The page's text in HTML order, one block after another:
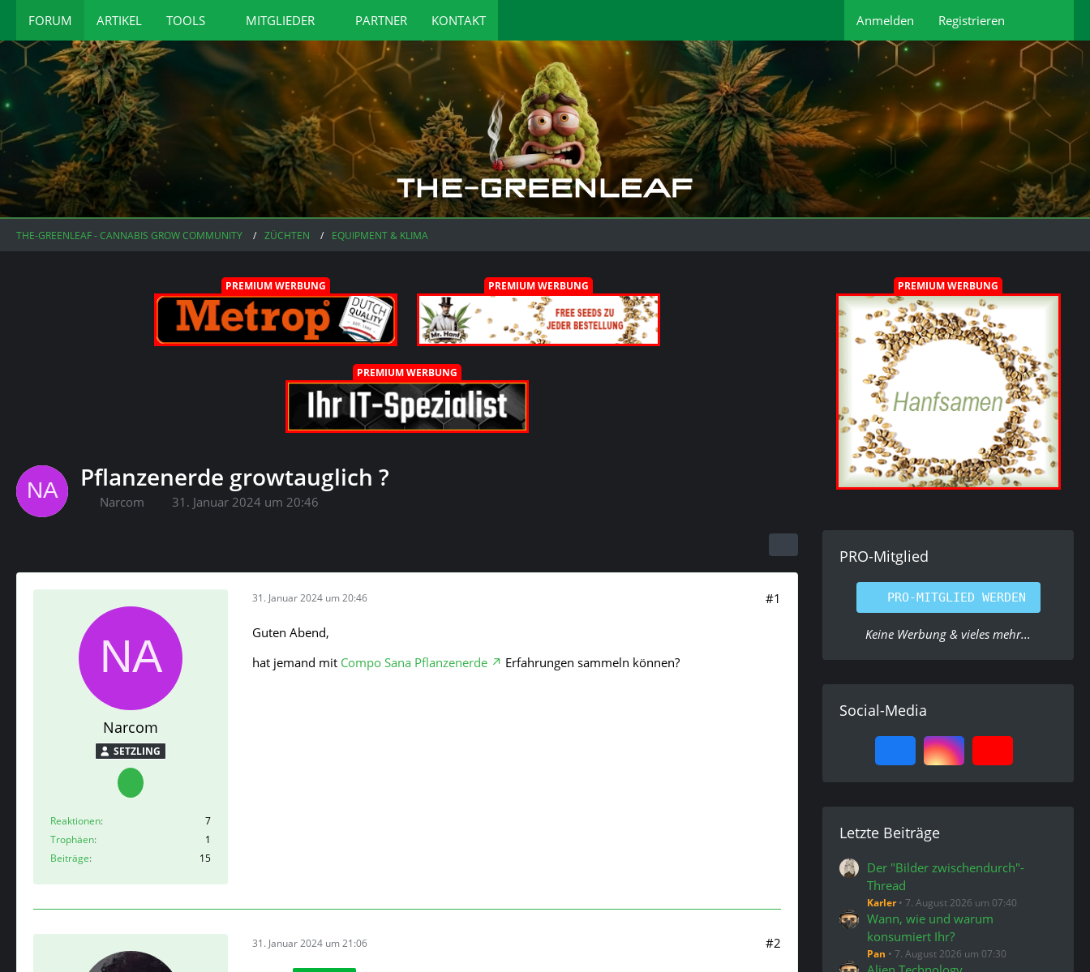
FORUM ARTIKEL TOOLS MITGLIEDER PARTNER KONTAKT Anmelden Registrieren
THE-GREENLEAF - CANNABIS GROW COMMUNITY ZÜCHTEN EQUIPMENT & KLIMA
PREMIUM WERBUNG PREMIUM WERBUNG
PREMIUM WERBUNG
Pflanzenerde growtauglich ?
Narcom 31. Januar 2024 um 20:46
Narcom
SETZLING
Reaktionen
7
Trophäen
1
Beiträge
15
31. Januar 2024 um 20:46 #1
Guten Abend,
hat jemand mit Compo Sana Pflanzenerde Erfahrungen sammeln können?
31. Januar 2024 um 21:06 #2
PREMIUM WERBUNG
PRO-Mitglied
PRO-MITGLIED WERDEN
Keine Werbung & vieles mehr...
Social-Media
Letzte Beiträge
Der "Bilder zwischendurch"-
Thread
Karler 7. August 2026 um 07:40
Wann, wie und warum
konsumiert Ihr?
Pan 7. August 2026 um 07:30